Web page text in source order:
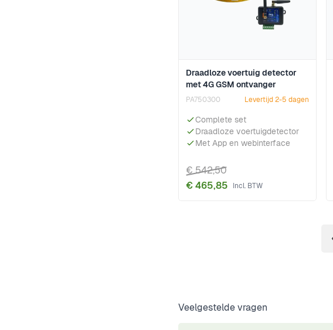
Draadloze voertuig detector
met 4G GSM ontvanger
PA750300 Levertijd 2-5 dagen
Complete set
Draadloze voertuigdetector
Met App en webinterface
€ 465,85
€ 542,50
Veelgestelde vragen